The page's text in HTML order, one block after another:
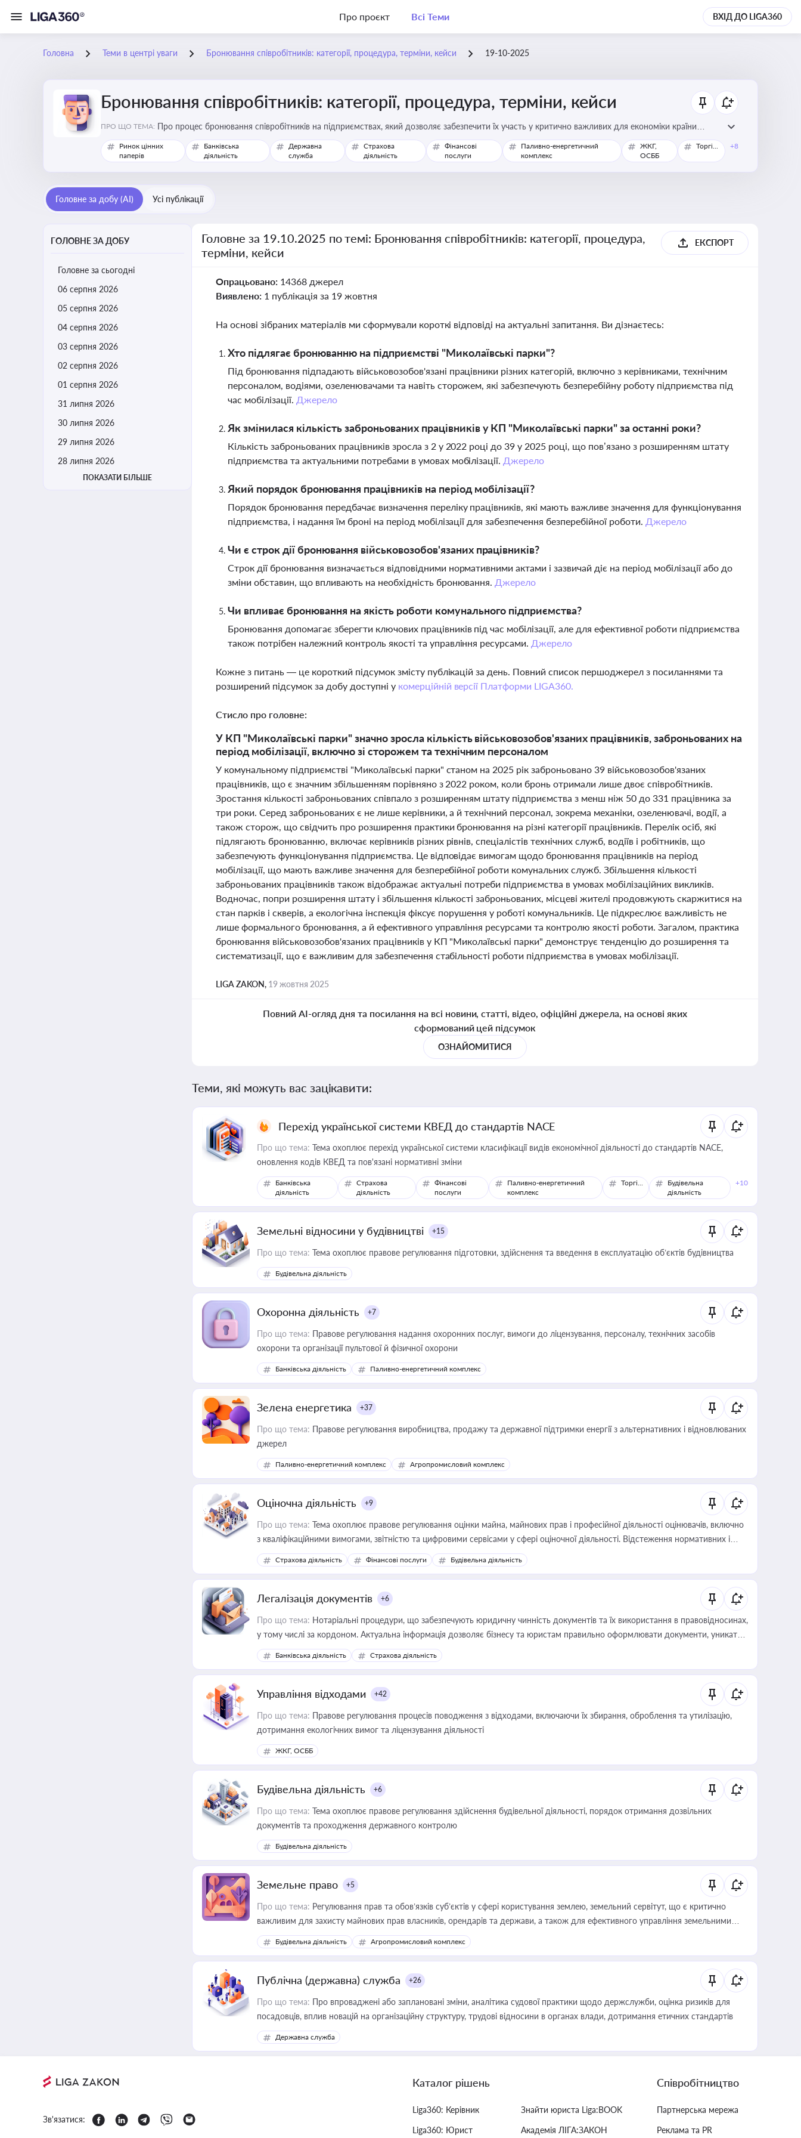
Про проєкт Всі Теми ВХІД ДО LIGA360
Головна Теми в центрі уваги Бронювання співробітників: категорії, процедура, терміни, кейси 19-10-2025
Бронювання співробітників: категорії, процедура, терміни, кейси
ПРО ЩО ТЕМА: Про процес бронювання співробітників на підприємствах, який дозволяє забезпечити їх участь у критично важливих для економіки країни
сферах під час мобілізації
Ринок цінних
паперів
Банківська
діяльність
Державна
служба
Страхова
діяльність
Фінансові
послуги
Паливно-енергетичний
комплекс
ЖКГ,
ОСББ
Торгівля +8
Головне за добу (AI) Усі публікації
ГОЛОВНЕ ЗА ДОБУ
Головне за сьогодні
06 серпня 2026
05 серпня 2026
04 серпня 2026
03 серпня 2026
02 серпня 2026
01 серпня 2026
31 липня 2026
30 липня 2026
29 липня 2026
28 липня 2026
ПОКАЗАТИ БІЛЬШЕ
Головне за 19.10.2025 по темі: Бронювання співробітників: категорії, процедура,
терміни, кейси
ЕКСПОРТ
Опрацьовано: 14368 джерел
Виявлено: 1 публікація за 19 жовтня
На основі зібраних матеріалів ми сформували короткі відповіді на актуальні запитання. Ви дізнаєтесь:
Хто підлягає бронюванню на підприємстві "Миколаївські парки"?
Під бронювання підпадають військовозобов'язані працівники різних категорій, включно з керівниками, технічним
персоналом, водіями, озеленювачами та навіть сторожем, які забезпечують безперебійну роботу підприємства під
час мобілізації. Джерело
Як змінилася кількість заброньованих працівників у КП "Миколаївські парки" за останні роки?
Кількість заброньованих працівників зросла з 2 у 2022 році до 39 у 2025 році, що пов’язано з розширенням штату
підприємства та актуальними потребами в умовах мобілізації. Джерело
Який порядок бронювання працівників на період мобілізації?
Порядок бронювання передбачає визначення переліку працівників, які мають важливе значення для функціонування
підприємства, і надання їм броні на період мобілізації для забезпечення безперебійної роботи. Джерело
Чи є строк дії бронювання військовозобов'язаних працівників?
Строк дії бронювання визначається відповідними нормативними актами і зазвичай діє на період мобілізації або до
зміни обставин, що впливають на необхідність бронювання. Джерело
Чи впливає бронювання на якість роботи комунального підприємства?
Бронювання допомагає зберегти ключових працівників під час мобілізації, але для ефективної роботи підприємства
також потрібен належний контроль якості та управління ресурсами. Джерело
Кожне з питань — це короткий підсумок змісту публікацій за день. Повний список першоджерел з посиланнями та
розширений підсумок за добу доступні у комерційній версії Платформи LIGA360.
Стисло про головне:
У КП "Миколаївські парки" значно зросла кількість військовозобов'язаних працівників, заброньованих на
період мобілізації, включно зі сторожем та технічним персоналом
У комунальному підприємстві "Миколаївські парки" станом на 2025 рік заброньовано 39 військовозобов'язаних
працівників, що є значним збільшенням порівняно з 2022 роком, коли бронь отримали лише двоє співробітників.
Зростання кількості заброньованих співпало з розширенням штату підприємства з менш ніж 50 до 331 працівника за
три роки. Серед заброньованих є не лише керівники, а й технічний персонал, зокрема механіки, озеленювачі, водії, а
також сторож, що свідчить про розширення практики бронювання на різні категорії працівників. Перелік осіб, які
підлягають бронюванню, включає керівників різних рівнів, спеціалістів технічних служб, водіїв і робітників, що
забезпечують функціонування підприємства. Це відповідає вимогам щодо бронювання працівників на період
мобілізації, що мають важливе значення для безперебійної роботи комунальних служб. Збільшення кількості
заброньованих працівників також відображає актуальні потреби підприємства в умовах мобілізаційних викликів.
Водночас, попри розширення штату і збільшення кількості заброньованих, місцеві жителі продовжують скаржитися на
стан парків і скверів, а екологічна інспекція фіксує порушення у роботі комунальників. Це підкреслює важливість не
лише формального бронювання, а й ефективного управління ресурсами та контролю якості роботи. Загалом, практика
бронювання військовозобов'язаних працівників у КП "Миколаївські парки" демонструє тенденцію до розширення та
систематизації, що є важливим для забезпечення стабільності роботи підприємства в умовах мобілізації.
LIGA ZAKON, 19 жовтня 2025
Повний AI-огляд дня та посилання на всі новини, статті, відео, офіційні джерела, на основі яких
сформований цей підсумок
ОЗНАЙОМИТИСЯ
Теми, які можуть вас зацікавити:
Перехід української системи КВЕД до стандартів NACE
Про що тема: Тема охоплює перехід української системи класифікації видів економічної діяльності до стандартів NACE,
оновлення кодів КВЕД та пов'язані нормативні зміни
Банківська
діяльність
Страхова
діяльність
Фінансові
послуги
Паливно-енергетичний
комплекс
Торгівля
Будівельна
діяльність
+10
Земельні відносини у будівництві +15
Про що тема: Тема охоплює правове регулювання підготовки, здійснення та введення в експлуатацію об’єктів будівництва
Будівельна діяльність
Охоронна діяльність +7
Про що тема: Правове регулювання надання охоронних послуг, вимоги до ліцензування, персоналу, технічних засобів
охорони та організації пультової й фізичної охорони
Банківська діяльність Паливно-енергетичний комплекс
Зелена енергетика +37
Про що тема: Правове регулювання виробництва, продажу та державної підтримки енергії з альтернативних і відновлюваних
джерел
Паливно-енергетичний комплекс Агропромисловий комплекс
Оціночна діяльність +9
Про що тема: Тема охоплює правове регулювання оцінки майна, майнових прав і професійної діяльності оцінювачів, включно
з кваліфікаційними вимогами, звітністю та цифровими сервісами у сфері оціночної діяльності. Відстеження нормативних і
медійних змін у цій сфері корисне для власника бізнесу, керівника, юриста або бухгалтера під час оподаткування,
приватизації, оренди державного майна, корпоративних угод і перевірки статусу суб'єктів оціночної діяльності
Страхова діяльність Фінансові послуги Будівельна діяльність
Легалізація документів +6
Про що тема: Нотаріальні процедури, що забезпечують юридичну чинність документів та їх використання в правовідносинах,
у тому числі за кордоном. Актуальна інформація дозволяє бізнесу та юристам правильно оформлювати документи, уникати
ризиків недійсності та забезпечувати їх належне прийняття органами влади та контрагентами
Банківська діяльність Страхова діяльність
Управління відходами +42
Про що тема: Правове регулювання процесів поводження з відходами, включаючи їх збирання, оброблення та утилізацію,
дотримання екологічних вимог та ліцензування діяльності
ЖКГ, ОСББ
Будівельна діяльність +6
Про що тема: Тема охоплює правове регулювання здійснення будівельної діяльності, порядок отримання дозвільних
документів та проходження державного контролю
Будівельна діяльність
Земельне право +5
Про що тема: Регулювання прав та обов’язків суб’єктів у сфері користування землею, земельний сервітут, що є критично
важливим для захисту майнових прав власників, орендарів та держави, а також для ефективного управління земельними
ресурсами
Будівельна діяльність Агропромисловий комплекс
Публічна (державна) служба +26
Про що тема: Про впроваджені або заплановані зміни, аналітика судової практики щодо держслужби, оцінка ризиків для
посадовців, вплив новацій на організаційну структуру, трудові відносини в органах влади, дотримання етичних стандартів
Державна служба
Зв'язатися:
Каталог рішень
Liga360: Керівник
Liga360: Юрист
Знайти юриста Liga:BOOK
Академія ЛІГА:ЗАКОН
Співробітництво
Партнерська мережа
Реклама та PR